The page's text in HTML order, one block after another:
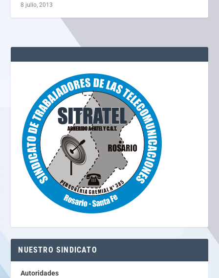
8 julio, 2013
NUESTRO SINDICATO
Autoridades